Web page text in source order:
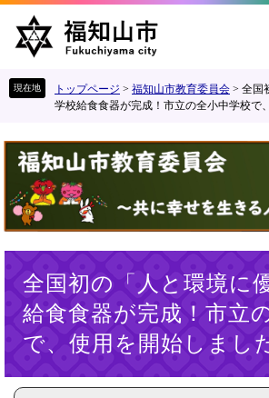
す
し
文
トップページ > 福知山市教育委員会 > 全国
学校給食食器が完成！市立の全小中学校で
全国初の「人と環境に
給食食器が完成！市立
で、使用を開始しまし